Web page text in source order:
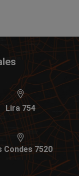
Lira 754
Condes 7520